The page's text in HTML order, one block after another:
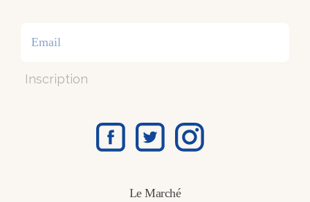
Inscription
Le Marché